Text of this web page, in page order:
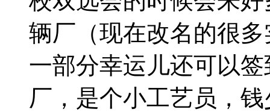
辆厂（现在改名的很
一部分幸运儿还可以
厂，是个小工艺员，